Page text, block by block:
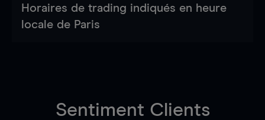
Horaires de trading indiqués en heure
locale de Paris
Sentiment Clients